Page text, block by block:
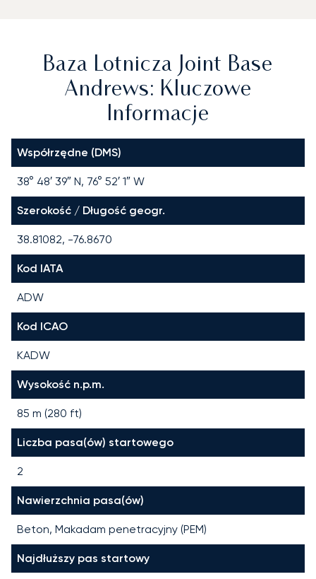
Baza Lotnicza Joint Base
Andrews: Kluczowe
Informacje
Współrzędne (DMS)
38° 48′ 39″ N, 76° 52′ 1″ W
Szerokość / Długość geogr.
38.81082, -76.8670
Kod IATA
ADW
Kod ICAO
KADW
Wysokość n.p.m.
85 m (280 ft)
Liczba pasa(ów) startowego
2
Nawierzchnia pasa(ów)
Beton, Makadam penetracyjny (PEM)
Najdłuższy pas startowy